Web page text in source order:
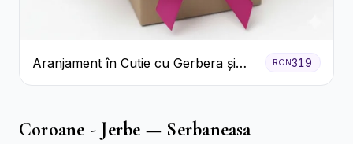
Aranjament în Cutie cu Gerbera și
Trandafiri Roz
RON319
Coroane - Jerbe — Serbaneasa